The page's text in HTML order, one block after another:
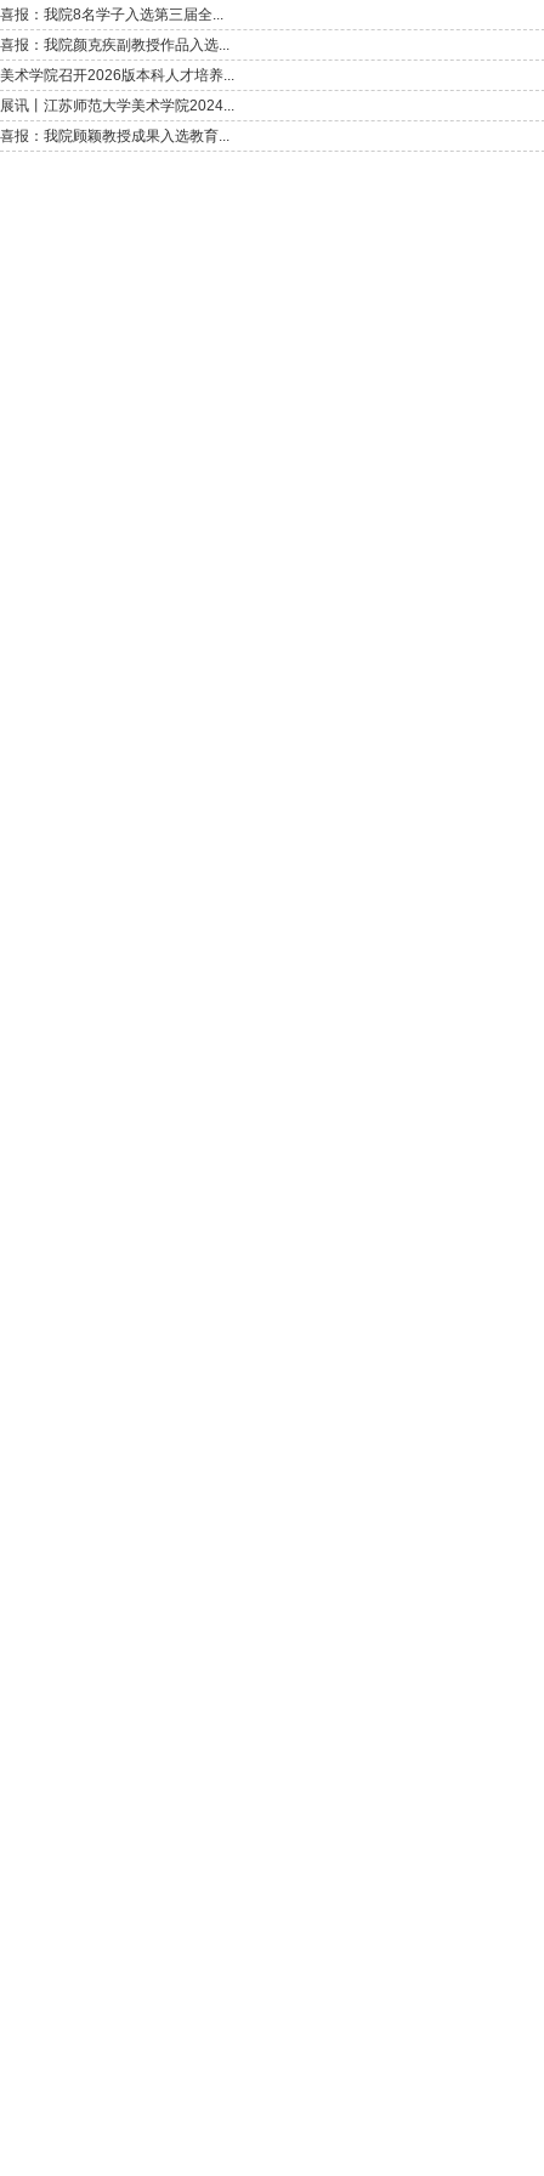
喜报：我院8名学子入选第三届全...
喜报：我院颜克疾副教授作品入选...
美术学院召开2026版本科人才培养...
展讯丨江苏师范大学美术学院2024...
喜报：我院顾颖教授成果入选教育...